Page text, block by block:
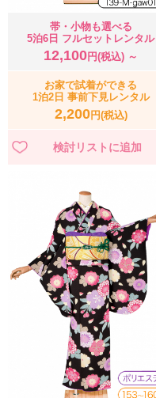
帯・小物も選べる
5泊6日 フルセットレンタル
12,100 円(税込) ～
お家で試着ができる
1泊2日 事前下見レンタル
2,200円(税込)